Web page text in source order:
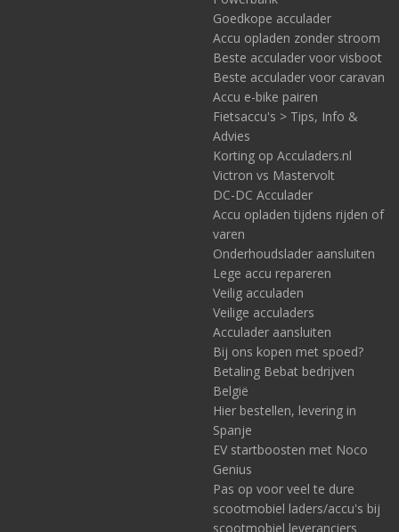
Goedkope acculader
Accu opladen zonder stroom
Beste acculader voor visboot
Beste acculader voor caravan
Accu e-bike pairen
Fietsaccu's > Tips, Info &
Advies
Korting op Acculaders.nl
Victron vs Mastervolt
DC-DC Acculader
Accu opladen tijdens rijden of
varen
Onderhoudslader aansluiten
Lege accu repareren
Veilig acculaden
Veilige acculaders
Acculader aansluiten
Bij ons kopen met spoed?
Betaling Bebat bedrijven
België
Hier bestellen, levering in
Spanje
EV startboosten met Noco
Genius
Pas op voor veel te dure
scootmobiel laders/accu's bij
scootmobiel leveranciers